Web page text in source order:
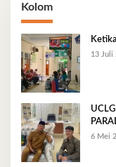
Kolom
13 Juli
6 Mei